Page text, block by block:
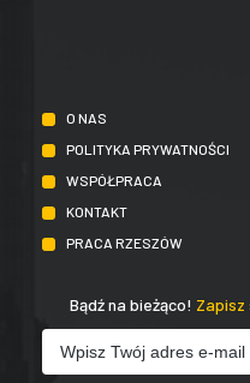
O NAS
POLITYKA PRYWATNOŚCI
WSPÓŁPRACA
KONTAKT
PRACA RZESZÓW
Bądź na bieżąco! Zapisz